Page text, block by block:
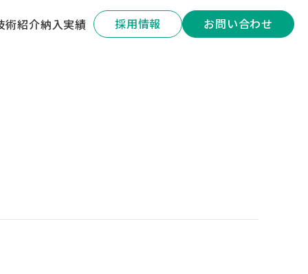
術紹介納入実績 採用情報 お問い合わせ